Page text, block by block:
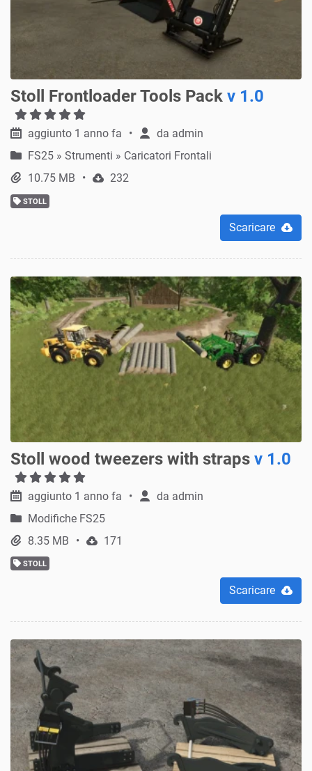
Stoll Frontloader Tools Pack v 1.0
aggiunto 1 anno fa da admin
FS25 » Strumenti » Caricatori Frontali
10.75 MB
232
STOLL
Scaricare
Stoll wood tweezers with straps v 1.0
aggiunto 1 anno fa da admin
Modifiche FS25
8.35 MB
171
STOLL
Scaricare